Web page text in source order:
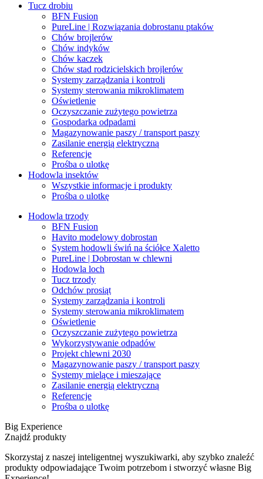
Tucz drobiu
BFN Fusion
PureLine | Rozwiązania dobrostanu ptaków
Chów brojlerów
Chów indyków
Chów kaczek
Chów stad rodzicielskich brojlerów
Systemy zarządzania i kontroli
Systemy sterowania mikroklimatem
Oświetlenie
Oczyszczanie zużytego powietrza
Gospodarka odpadami
Magazynowanie paszy / transport paszy
Zasilanie energią elektryczną
Referencje
Prośba o ulotkę
Hodowla insektów
Wszystkie informacje i produkty
Prośba o ulotkę
Hodowla trzody
BFN Fusion
Havito modelowy dobrostan
System hodowli świń na ściółce Xaletto
PureLine | Dobrostan w chlewni
Hodowla loch
Tucz trzody
Odchów prosiąt
Systemy zarządzania i kontroli
Systemy sterowania mikroklimatem
Oświetlenie
Oczyszczanie zużytego powietrza
Wykorzystywanie odpadów
Projekt chlewni 2030
Magazynowanie paszy / transport paszy
Systemy mielące i mieszające
Zasilanie energią elektryczną
Referencje
Prośba o ulotkę
Big Experience
Znajdź produkty
Skorzystaj z naszej inteligentnej wyszukiwarki, aby szybko znaleźć
produkty odpowiadające Twoim potrzebom i stworzyć własne Big